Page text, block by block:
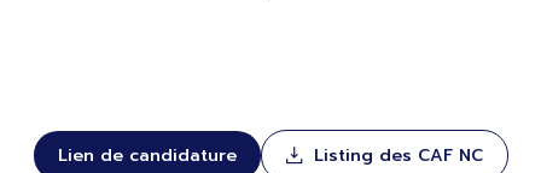
Lien de candidature Listing des CAF NC